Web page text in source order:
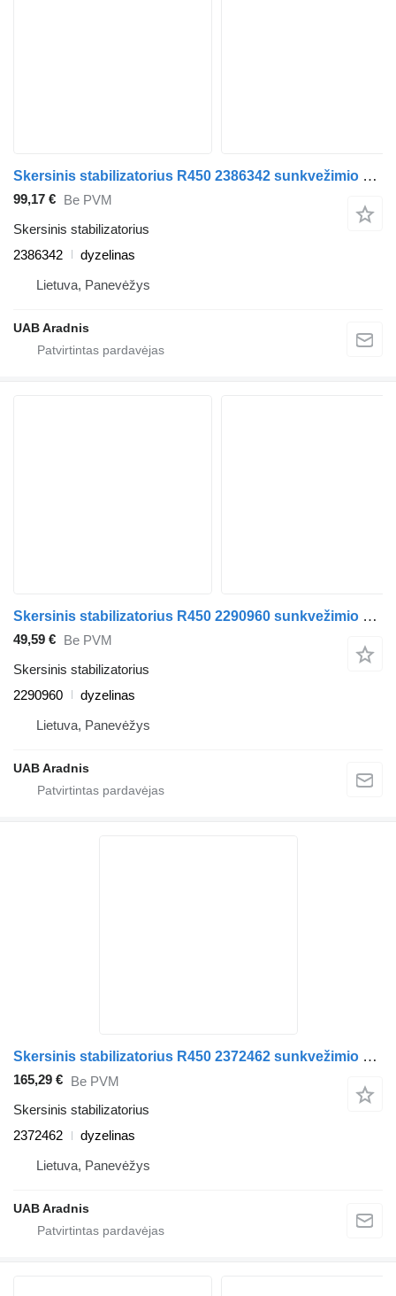
Skersinis stabilizatorius R450 2386342 sunkvežimio Scania L,P,G,R,S series
99,17 € Be PVM
Skersinis stabilizatorius
2386342
dyzelinas
Lietuva, Panevėžys
UAB Aradnis
Skersinis stabilizatorius R450 2290960 sunkvežimio Scania L,P,G,R,S series
49,59 € Be PVM
Skersinis stabilizatorius
2290960
dyzelinas
Lietuva, Panevėžys
UAB Aradnis
Skersinis stabilizatorius R450 2372462 sunkvežimio Scania L,P,G,R,S series
165,29 € Be PVM
Skersinis stabilizatorius
2372462
dyzelinas
Lietuva, Panevėžys
UAB Aradnis